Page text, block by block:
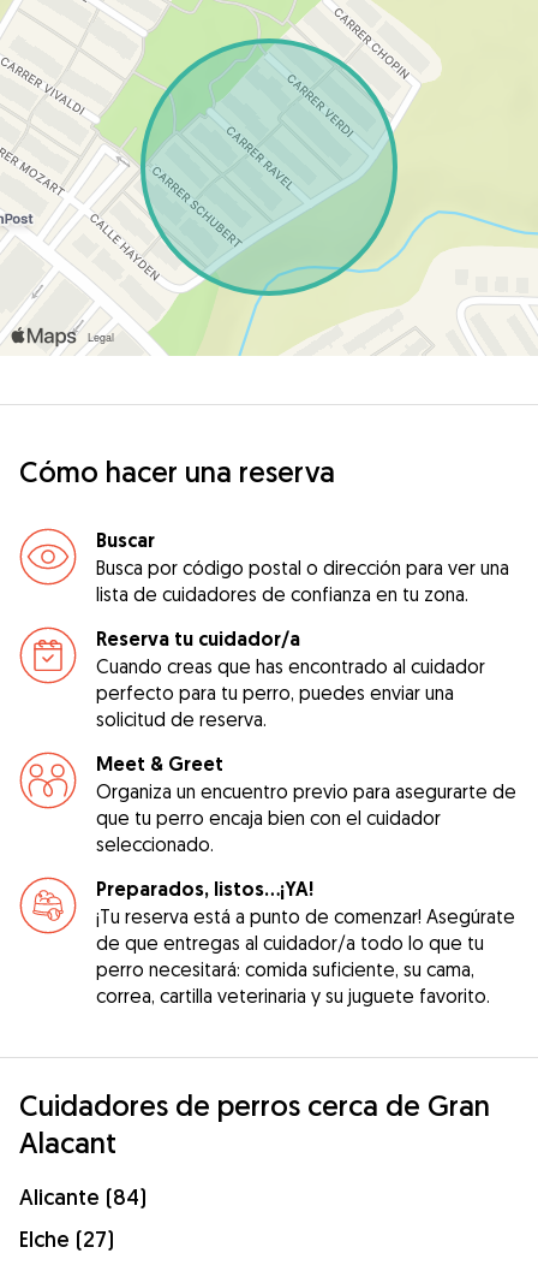
Cómo hacer una reserva
Buscar
Busca por código postal o dirección para ver una
lista de cuidadores de confianza en tu zona.
Reserva tu cuidador/a
Cuando creas que has encontrado al cuidador
perfecto para tu perro, puedes enviar una
solicitud de reserva.
Meet & Greet
Organiza un encuentro previo para asegurarte de
que tu perro encaja bien con el cuidador
seleccionado.
Preparados, listos...¡YA!
¡Tu reserva está a punto de comenzar! Asegúrate
de que entregas al cuidador/a todo lo que tu
perro necesitará: comida suficiente, su cama,
correa, cartilla veterinaria y su juguete favorito.
Cuidadores de perros cerca de Gran
Alacant
Alicante (84)
Elche (27)